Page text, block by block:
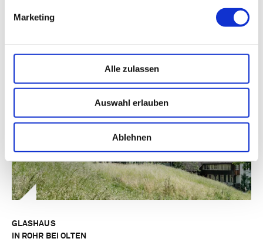
Marketing
Alle zulassen
Auswahl erlauben
Ablehnen
IN SISTRANS
GLASHAUS
IN ROHR BEI OLTEN